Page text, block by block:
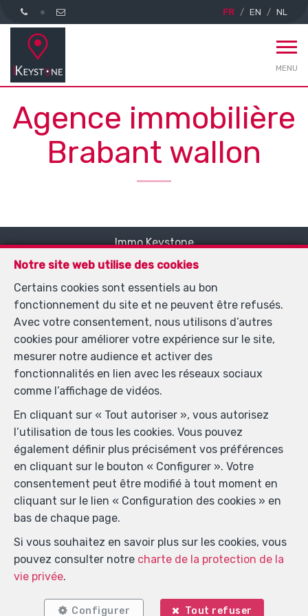
FR EN NL
MENU
Agence immobilière
Brabant wallon
Notre site web utilise des cookies
Certains cookies sont essentiels au bon
fonctionnement du site et ne peuvent être refusés.
Avec votre consentement, nous utilisons d’autres
cookies pour améliorer votre expérience sur le site,
mesurer notre audience et activer des
fonctionnalités en lien avec les réseaux sociaux
comme l’affichage de vidéos.
En cliquant sur « Tout autoriser », vous autorisez
l’utilisation de tous les cookies. Vous pouvez
également définir plus précisément vos préférences
en cliquant sur le bouton « Configurer ». Votre
consentement peut être modifié à tout moment en
cliquant sur le lien « Configuration des cookies » en
bas de chaque page.
Si vous souhaitez en savoir plus sur les cookies, vous
pouvez consulter notre charte de la protection de la
vie privée.
Configurer Tout refuser
Immo Keystone
Rue Demulder 16
TEL. 0485 99 09 60
—
MOB.+32 485 99 09 60
—
info@immokeystone.be
Agent immobilier intermédiaire agréé IPI sous le
numéro 508 393 en Belgique - N° entreprise : TVA
508906540 - Instance de contrôle: Institut
professionnel des agents immobiliers, rue du
Luxembourg 16B, 1000 Bruxelles (+32 2 505 38 50 -
info@ipi.be) - Soumis au code déontologique de l’ IPI
RC professionnelle et cautionnement via AXA Belgium
SA, Place du Trône 1, 1000 Bruxelles – police n°
730.390.160. Couverture valable pour les activités
réalisées en Belgique
Conditions générales d'utilisation du site